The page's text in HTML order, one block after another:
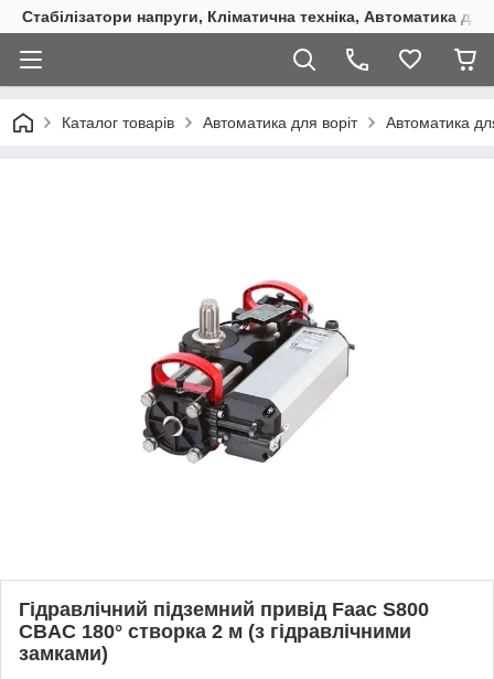
Стабілізатори напруги, Кліматична техніка, Автоматика
Каталог товарів Автоматика для воріт Автоматика
Гідравлічний підземний привід Faac S800
CBAC 180° створка 2 м (з гідравлічними
замками)